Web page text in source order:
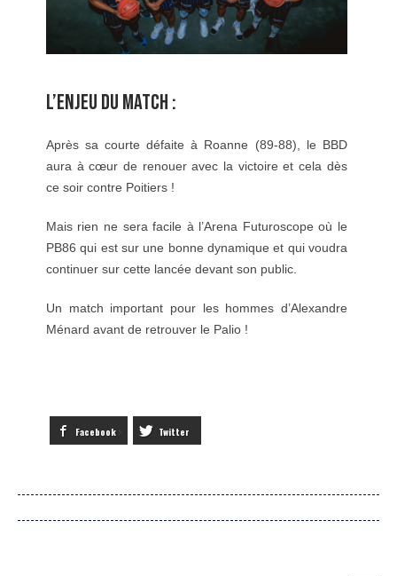
L’ENJEU DU MATCH :
Après sa courte défaite à Roanne (89-88), le BBD
aura à cœur de renouer avec la victoire et cela dès
ce soir contre Poitiers !
Mais rien ne sera facile à l’Arena Futuroscope où le
PB86 qui est sur une bonne dynamique et qui voudra
continuer sur cette lancée devant son public.
Un match important pour les hommes d’Alexandre
Ménard avant de retrouver le Palio !
Facebook Twitter